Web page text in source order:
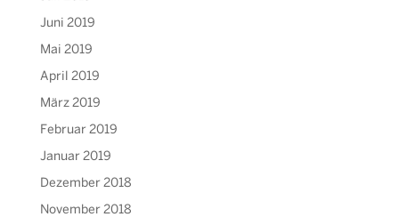
Juni 2019
Mai 2019
April 2019
März 2019
Februar 2019
Januar 2019
Dezember 2018
November 2018